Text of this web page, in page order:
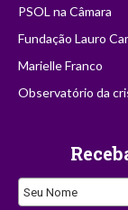
PSOL na Câmara
Fundação Lauro
Marielle Franco
Observatório da
Seu Nome